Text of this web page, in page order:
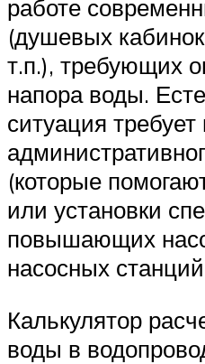
работе
(душевых
т.п.), требующих
напора воды.
ситуация
(которые
или установки
повышающих
насосных
Калькулятор
воды в